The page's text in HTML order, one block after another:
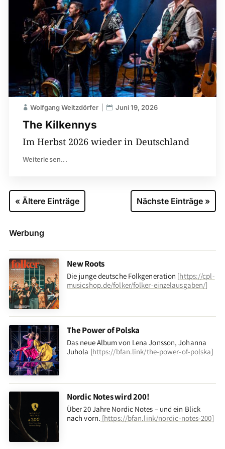
The Kilkennys
Wolfgang Weitzdörfer Juni 19, 2026
Im Herbst 2026 wieder in Deutschland
Weiterlesen...
« Ältere Einträge Nächste Einträge »
Werbung
New Roots
Die junge deutsche Folkgeneration [https://cpl-
musicshop.de/folker/folker-einzelausgaben/]
The Power of Polska
Das neue Album von Lena Jonsson, Johanna
Juhola [https://bfan.link/the-power-of-polska]
Nordic Notes wird 200!
Über 20 Jahre Nordic Notes – und ein Blick
nach vorn. [https://bfan.link/nordic-notes-200]